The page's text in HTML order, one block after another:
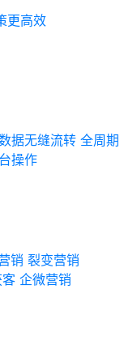
更高效
据无缝流转 全周期
操作
销 裂变营销
企微营销